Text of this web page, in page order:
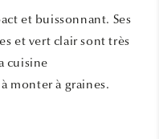
et buissonnant. Ses
et vert clair sont très
cuisine
monter à graines.